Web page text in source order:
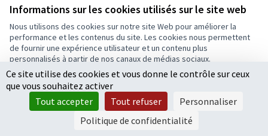
Informations sur les cookies utilisés sur le site web
Nous utilisons des cookies sur notre site Web pour améliorer la
performance et les contenus du site. Les cookies nous permettent
de fournir une expérience utilisateur et un contenu plus
personnalisés à partir de nos canaux de médias sociaux.
Tout accepter
Accepter seulement les cookies essentiels
Paramètres
18/ Se permettre la permaculture à la
Roseraie
Nous souhaitons créer un Tiers lieu sur la Roseraie afin
Ce site utilise des cookies et vous donne le contrôle sur ceux
que vous souhaitez activer
Tout accepter
Tout refuser
Personnaliser
Politique de confidentialité